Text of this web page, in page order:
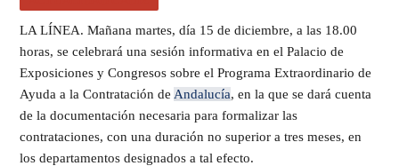
LA LÍNEA. Mañana martes, día 15 de diciembre, a las 18.00
horas, se celebrará una sesión informativa en el Palacio de
Exposiciones y Congresos sobre el Programa Extraordinario de
Ayuda a la Contratación de Andalucía, en la que se dará cuenta
de la documentación necesaria para formalizar las
contrataciones, con una duración no superior a tres meses, en
los departamentos designados a tal efecto.